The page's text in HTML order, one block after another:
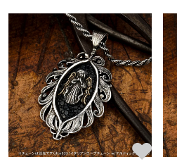
商品タイプ
全ての商品
予約商品
カテゴリ
ブランド